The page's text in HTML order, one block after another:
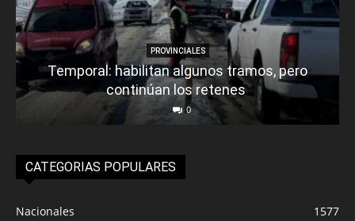
PROVINCIALES
Temporal: habilitan algunos tramos, pero
continúan los retenes
0
CATEGORIAS POPULARES
Nacionales
1577